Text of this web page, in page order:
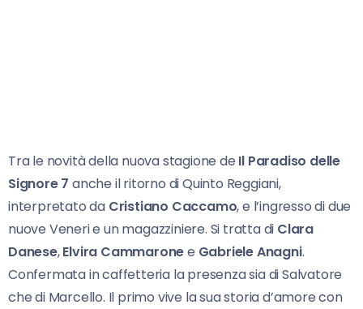
Tra le novità della nuova stagione de Il Paradiso delle
Signore 7 anche il ritorno di Quinto Reggiani,
interpretato da Cristiano Caccamo, e l’ingresso di due
nuove Veneri e un magazziniere. Si tratta di Clara
Danese,Elvira Cammaronee Gabriele Anagni.
Confermata in caffetteria la presenza sia di Salvatore
che di Marcello. Il primo vive la sua storia d’amore con